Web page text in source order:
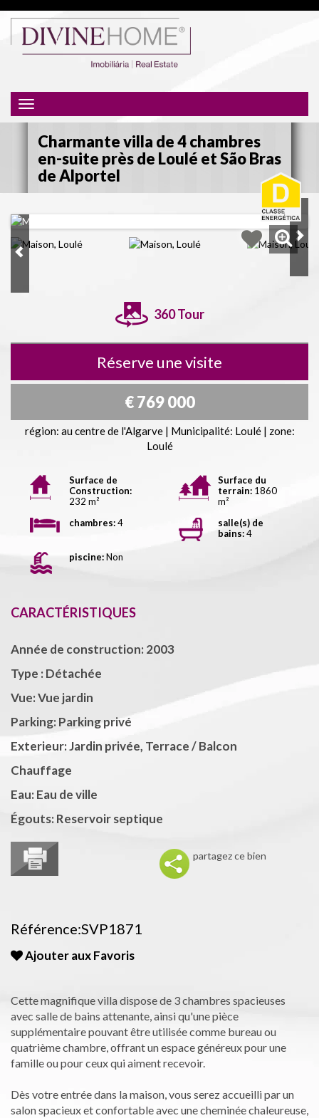
navigation
Charmante villa de 4 chambres
en-suite près de Loulé et São Bras
de Alportel
360 Tour
Réserve une visite
€ 769 000
région: au centre de l'Algarve | Municipalité: Loulé | zone:
Loulé
Surface de
Construction:
232 m²
Surface du
terrain: 1860
m²
chambres:4
salle(s) de
bains:4
piscine:Non
CARACTÉRISTIQUES
Année de construction: 2003
Type : Détachée
Vue: Vue jardin
Parking: Parking privé
Exterieur: Jardin privée, Terrace / Balcon
Chauffage
Eau: Eau de ville
Égouts: Reservoir septique
partagez ce bien
Référence:SVP1871
Ajouter aux Favoris
Cette magnifique villa dispose de 3 chambres spacieuses
avec salle de bains attenante, ainsi qu'une pièce
supplémentaire pouvant être utilisée comme bureau ou
quatrième chambre, offrant un espace généreux pour une
famille ou pour ceux qui aiment recevoir.
Dès votre entrée dans la maison, vous serez accueilli par un
salon spacieux et confortable avec une cheminée chaleureuse,